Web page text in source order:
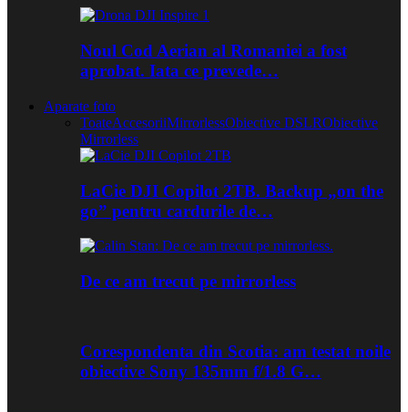
Noul Cod Aerian al Romaniei a fost
aprobat. Iata ce prevede…
Aparate foto
ToateAccesoriiMirrorlessObiective DSLRObiective
Mirrorless
LaCie DJI Copilot 2TB. Backup „on the
go” pentru cardurile de…
De ce am trecut pe mirrorless
Corespondenta din Scotia: am testat noile
obiective Sony 135mm f/1.8 G…